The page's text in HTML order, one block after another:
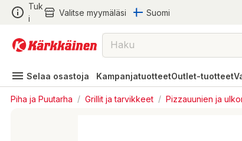
Tuk
i
Valitse myymäläsi Suomi
Selaa osastoja KampanjatuotteetOutlet-tuotteet
Piha ja Puutarha / Grillit ja tarvikkeet / Pizzauunien ja